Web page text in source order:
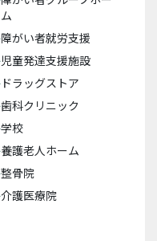
ム
障がい者就労支援
児童発達支援施設
ドラッグストア
歯科クリニック
学校
養護老人ホーム
整骨院
介護医療院